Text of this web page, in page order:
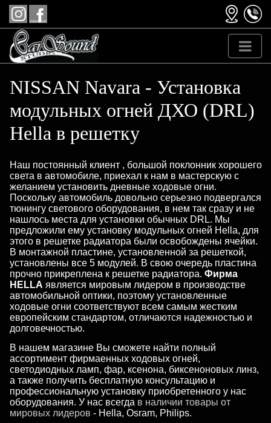
NISSAN Navara - Установка
модульных огней ДХО (DRL)
Hella в решетку
Наш постоянный клиент , большой поклонник хорошего
света в автомобиле, приехал к нам в мастерскую с
желанием установить дневные ходовые огни.
Поскольку автомобиль довольно серьезно подвергался
тюнингу светового оборудования, в нем так сразу и не
нашлось места для установки обычных DRL. Мы
предложили ему установку модульных огней Hella, для
этого в решетке радиатора были освобождены ячейки.
В монтажной пластине, установленной за решеткой,
установлены все 5 модулей. В свою очередь пластина
прочно прикреплена к решетке радиатора. Фирма
HELLA является мировым лидером в производстве
автомобильной оптики, поэтому установленные
ходовые огни соответствуют всем самым жестким
европейским стандартом, отличаются надежностью и
долговечностью.
В нашем магазине Вы сможете найти полный
ассортимент фирмаенных ходовых огней,
светодиодных ламп, фар, ксенона, биксеноновых линз,
а также получить бесплатную консультацию и
профессиональную установку приобретенного у нас
оборудования. У нас всегда в наличии товары от
мировых лидеров - Hella, Osram, Philips.